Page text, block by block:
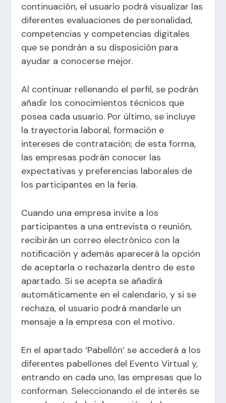
continuación, el usuario podrá visualizar las
diferentes evaluaciones de personalidad,
competencias y competencias digitales
que se pondrán a su disposición para
ayudar a conocerse mejor.
Al continuar rellenando el perfil, se podrán
añadir los conocimientos técnicos que
posea cada usuario. Por último, se incluye
la trayectoria laboral, formación e
intereses de contratación; de esta forma,
las empresas podrán conocer las
expectativas y preferencias laborales de
los participantes en la feria.
Cuando una empresa invite a los
participantes a una entrevista o reunión,
recibirán un correo electrónico con la
notificación y además aparecerá la opción
de aceptarla o rechazarla dentro de este
apartado. Si se acepta se añadirá
automáticamente en el calendario, y si se
rechaza, el usuario podrá mandarle un
mensaje a la empresa con el motivo.
En el apartado ‘Pabellón’ se accederá a los
diferentes pabellones del Evento Virtual y,
entrando en cada uno, las empresas que lo
conforman. Seleccionando el de interés se